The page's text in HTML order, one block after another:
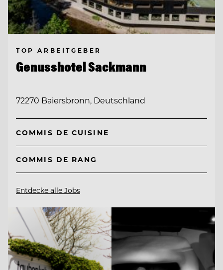
TOP ARBEITGEBER
Genusshotel Sackmann
72270 Baiersbronn, Deutschland
COMMIS DE CUISINE
COMMIS DE RANG
Entdecke alle Jobs